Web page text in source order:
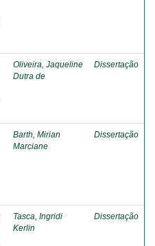
Oliveira, Jaqueline
Dutra de
Dissertação
Barth, Mirian
Marciane
Dissertação
Tasca, Ingridi
Kerlin
Dissertação